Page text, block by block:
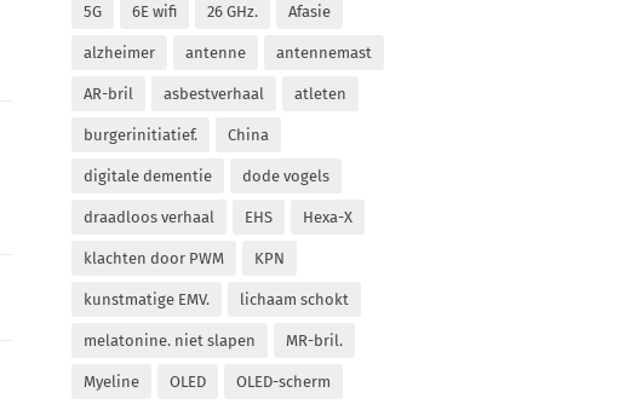
5G 6E wifi 26 GHz. Afasie
alzheimer antenne antennemast
AR-bril asbestverhaal atleten
burgerinitiatief. China
digitale dementie dode vogels
draadloos verhaal EHS Hexa-X
klachten door PWM KPN
kunstmatige EMV. lichaam schokt
melatonine. niet slapen MR-bril.
Myeline OLED OLED-scherm